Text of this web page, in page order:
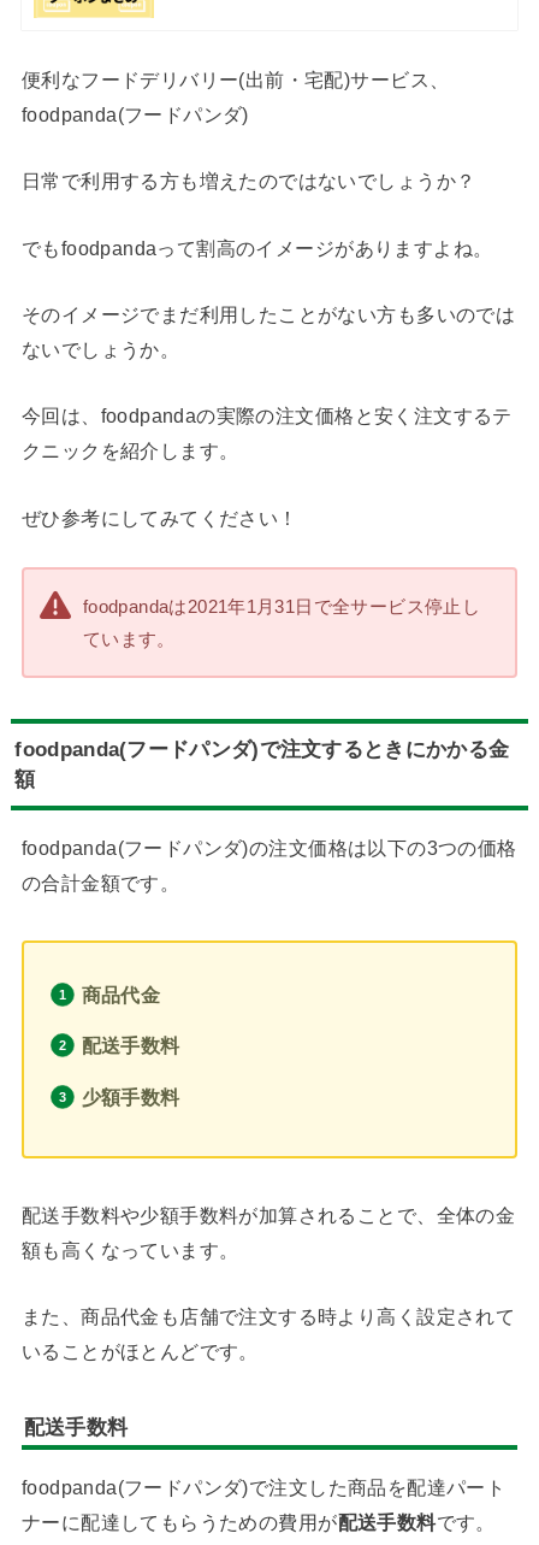
便利なフードデリバリー(出前・宅配)サービス、
foodpanda(フードパンダ)
日常で利用する方も増えたのではないでしょうか？
でもfoodpandaって割高のイメージがありますよね。
そのイメージでまだ利用したことがない方も多いのでは
ないでしょうか。
今回は、foodpandaの実際の注文価格と安く注文するテ
クニックを紹介します。
ぜひ参考にしてみてください！
foodpandaは2021年1月31日で全サービス停止し
ています。
foodpanda(フードパンダ)で注文するときにかかる金
額
foodpanda(フードパンダ)の注文価格は以下の3つの価格
の合計金額です。
商品代金
配送手数料
少額手数料
配送手数料や少額手数料が加算されることで、全体の金
額も高くなっています。
また、商品代金も店舗で注文する時より高く設定されて
いることがほとんどです。
配送手数料
foodpanda(フードパンダ)で注文した商品を配達パート
ナーに配達してもらうための費用が配送手数料です。